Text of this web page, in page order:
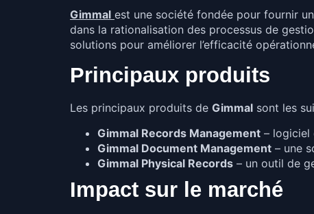
Gimmal est une société fondée pour fournir
dans la rationalisation des processus de
solutions pour améliorer l’efficacité
Principaux produits
Les principaux produits de Gimmal sont les
Gimmal Records Management – logiciel
Gimmal Document Management – une
Gimmal Physical Records – un outil de
Impact sur le marché